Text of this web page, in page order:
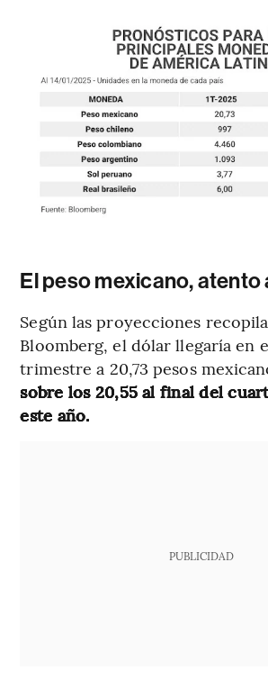
El peso mexicano, atento
Según las proyecciones
Bloomberg, el dólar llegaría en
trimestre a 20,73 pesos
sobre los 20,55 al final del
este año.
PUBLICIDAD